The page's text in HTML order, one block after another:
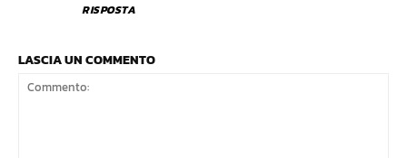
RISPOSTA
LASCIA UN COMMENTO